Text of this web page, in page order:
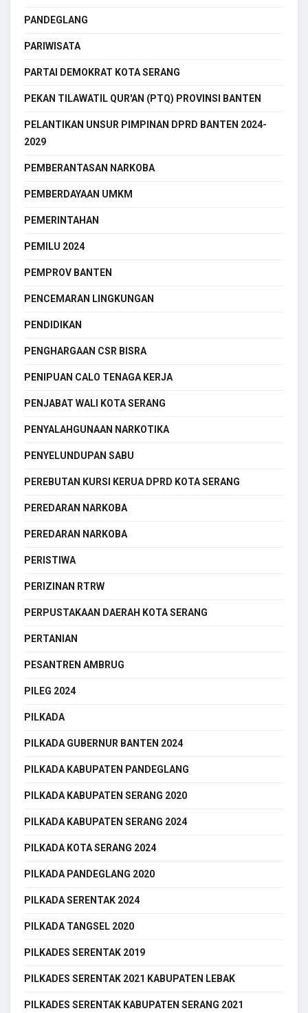
PANDEGLANG
PARIWISATA
PARTAI DEMOKRAT KOTA SERANG
PEKAN TILAWATIL QUR'AN (PTQ) PROVINSI BANTEN
PELANTIKAN UNSUR PIMPINAN DPRD BANTEN 2024-
2029
PEMBERANTASAN NARKOBA
PEMBERDAYAAN UMKM
PEMERINTAHAN
PEMILU 2024
PEMPROV BANTEN
PENCEMARAN LINGKUNGAN
PENDIDIKAN
PENGHARGAAN CSR BISRA
PENIPUAN CALO TENAGA KERJA
PENJABAT WALI KOTA SERANG
PENYALAHGUNAAN NARKOTIKA
PENYELUNDUPAN SABU
PEREBUTAN KURSI KERUA DPRD KOTA SERANG
PEREDARAN NARKOBA
PEREDARAN NARKOBA
PERISTIWA
PERIZINAN RTRW
PERPUSTAKAAN DAERAH KOTA SERANG
PERTANIAN
PESANTREN AMBRUG
PILEG 2024
PILKADA
PILKADA GUBERNUR BANTEN 2024
PILKADA KABUPATEN PANDEGLANG
PILKADA KABUPATEN SERANG 2020
PILKADA KABUPATEN SERANG 2024
PILKADA KOTA SERANG 2024
PILKADA PANDEGLANG 2020
PILKADA SERENTAK 2024
PILKADA TANGSEL 2020
PILKADES SERENTAK 2019
PILKADES SERENTAK 2021 KABUPATEN LEBAK
PILKADES SERENTAK KABUPATEN SERANG 2021